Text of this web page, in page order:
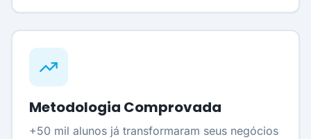
Metodologia Comprovada
+50 mil alunos já transformaram seus negócios